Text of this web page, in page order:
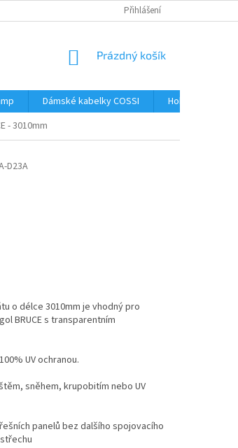
Přihlášení
NÁKUPNÍ
Prázdný košík
Dámské kabelky COSSI Hobby
- 3010mm
D23A
o délce 3010mm je vhodný pro
BRUCE s transparentním
UV ochranou.
sněhem, krupobitím nebo UV
panelů bez dalšího spojovacího